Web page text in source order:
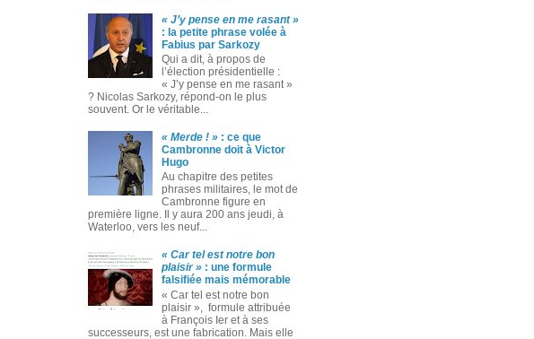
« J’y pense en me rasant »
: la petite phrase volée à
Fabius par Sarkozy
Qui a dit, à propos de
l’élection présidentielle :
« J’y pense en me rasant »
? Nicolas Sarkozy, répond-on le plus
souvent. Or le véritable...
« Merde ! »: ce que
Cambronne doit à Victor
Hugo
Au chapitre des petites
phrases militaires, le mot de
Cambronne figure en
première ligne. Il y aura 200 ans jeudi, à
Waterloo, vers les neuf...
« Car tel est notre bon
plaisir »: une formule
falsifiée mais mémorable
« Car tel est notre bon
plaisir », formule attribuée
à François Ier et à ses
successeurs, est une fabrication. Mais elle